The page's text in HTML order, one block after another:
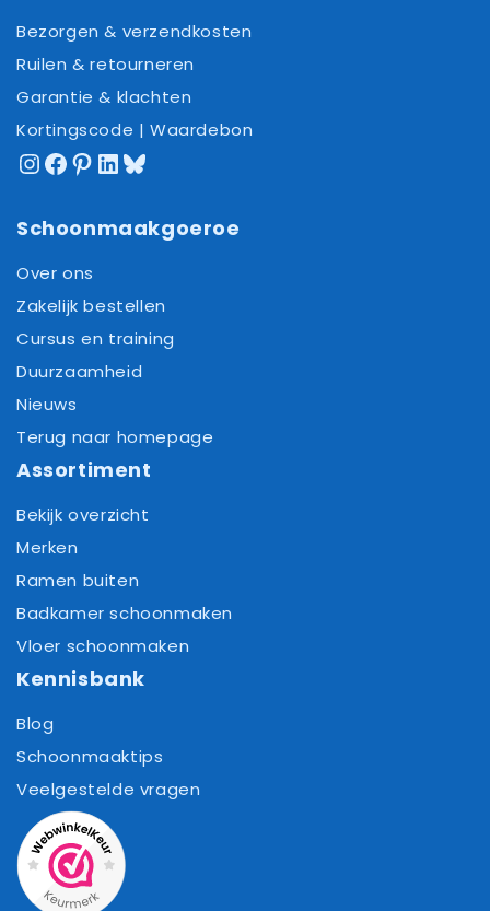
Bezorgen & verzendkosten
Ruilen & retourneren
Garantie & klachten
Kortingscode | Waardebon
Instagram
Facebook
Pinterest
LinkedIn
Bluesky
Schoonmaakgoeroe
Over ons
Zakelijk bestellen
Cursus en training
Duurzaamheid
Nieuws
Terug naar homepage
Assortiment
Bekijk overzicht
Merken
Ramen buiten
Badkamer schoonmaken
Vloer schoonmaken
Kennisbank
Blog
Schoonmaaktips
Veelgestelde vragen